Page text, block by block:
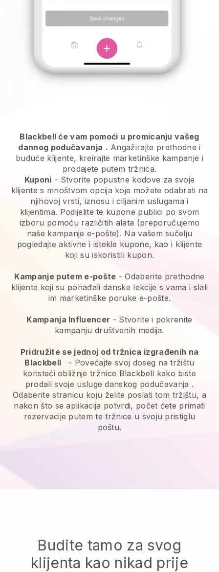
Blackbell će vam pomoći u promicanju vašeg
dannog podučavanja . Angažirajte prethodne i
buduće klijente, kreirajte marketinške kampanje i
prodajete putem tržnica.
Kuponi - Stvorite popustne kodove za svoje
klijente s mnoštvom opcija koje možete odabrati na
njihovoj vrsti, iznosu i ciljanim uslugama i
klijentima. Podijelite te kupone publici po svom
izboru pomoću različitih alata (preporučujemo
naše kampanje e-pošte). Na vašem sučelju
pogledajte aktivne i istekle kupone, kao i klijente
koji su iskoristili kupon.
Kampanje putem e-pošte -Odaberite prethodne
klijente koji su pohađali danske lekcije s vama i slali
im marketinške poruke e-pošte.
Kampanja Influencer - Stvorite i pokrenite
kampanju društvenih medija.
Pridružite se jednoj od tržnica izgrađenih na
Blackbell
- Povećajte svoj doseg na tržištu
koristeći obližnje tržnice Blackbell kako biste
prodali svoje usluge danskog podučavanja .
Odaberite stranicu koju želite poslati tom tržištu, a
nakon što se aplikacija potvrdi, počet ćete primati
rezervacije putem te tržnice u svoju pristiglu
poštu.
Budite tamo za svog
klijenta kao nikad prije